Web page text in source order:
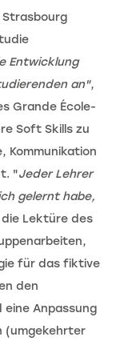
Strasbourg
Entwicklung
an",
Grande École-
Soft Skills zu
Kommunikation
"Jeder Lehrer
gelernt habe,
Lektüre des
für das fiktive
den
Anpassung
(umgekehrter